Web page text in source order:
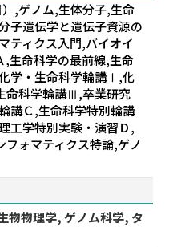
,ゲノム,生体分子,生命
子遺伝学と遺伝子資源の
ティクス入門,バイオイ
,生命科学の最前線,生命
学・生命科学輪講Ⅰ,化
命科学輪講Ⅲ,卒業研究
講Ｃ,生命科学特別輪講
工学特別実験・演習Ｄ,
ォマティクス特論,ゲノ
物物理学, ゲノム科学, タ